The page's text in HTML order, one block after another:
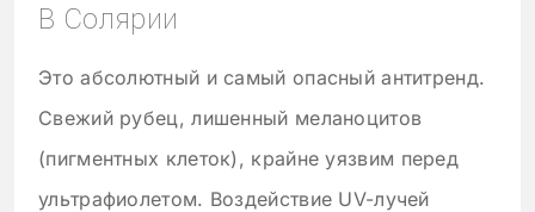
В Солярии
Это абсолютный и самый опасный антитренд.
Свежий рубец, лишенный меланоцитов
(пигментных клеток), крайне уязвим перед
ультрафиолетом. Воздействие UV-лучей